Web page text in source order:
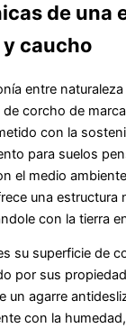
de una
caucho
entre
corcho de
con la
para suelos
el medio
una estructura
con la tierra
su superficie de
por sus
un agarre
con la